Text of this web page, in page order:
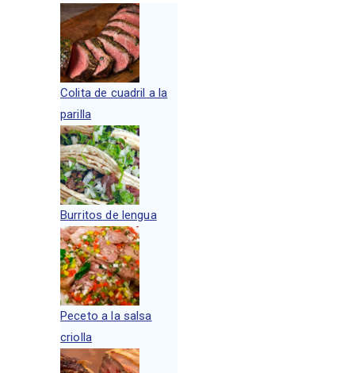
Colita de cuadril a la
parilla
Burritos de lengua
Peceto a la salsa
criolla